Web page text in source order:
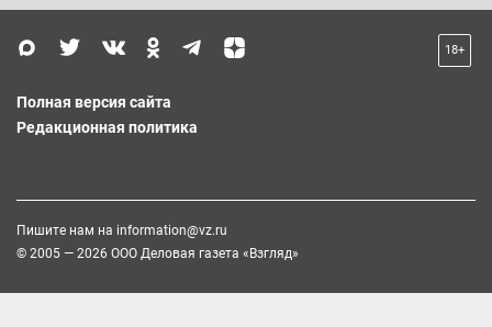
18+
Полная версия сайта
Редакционная политика
Пишите нам на information@vz.ru
© 2005 — 2026 ООО Деловая газета «Взгляд»